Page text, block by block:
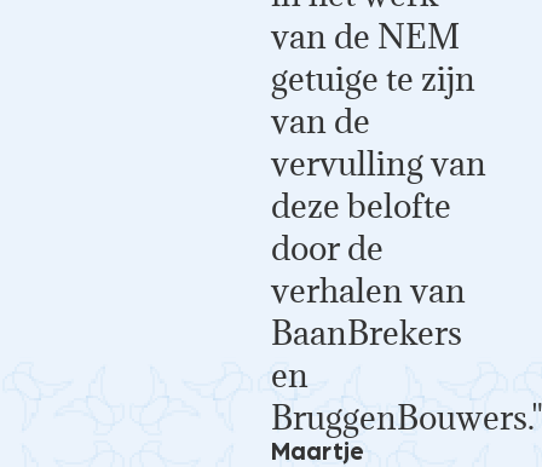
van de NEM
getuige te zijn
van de
vervulling van
deze belofte
door de
verhalen van
BaanBrekers
en
BruggenBouwers."
Maartje